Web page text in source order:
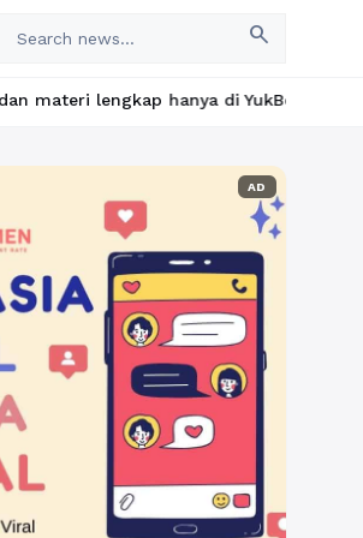
search
hanya di YukBelajar.com. Mulai
AD